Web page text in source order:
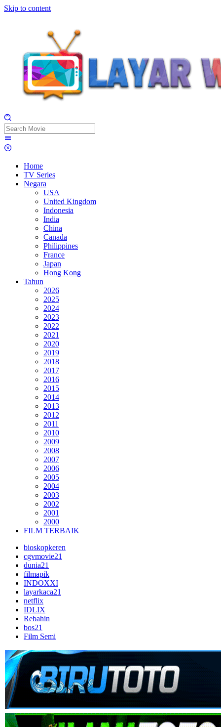
Skip to content
Home
TV Series
Negara
USA
United Kingdom
Indonesia
India
China
Canada
Philippines
France
Japan
Hong Kong
Tahun
2026
2025
2024
2023
2022
2021
2020
2019
2018
2017
2016
2015
2014
2013
2012
2011
2010
2009
2008
2007
2006
2005
2004
2003
2002
2001
2000
FILM TERBAIK
bioskopkeren
cgvmovie21
dunia21
filmapik
INDOXXI
layarkaca21
netflix
IDLIX
Rebahin
bos21
Film Semi